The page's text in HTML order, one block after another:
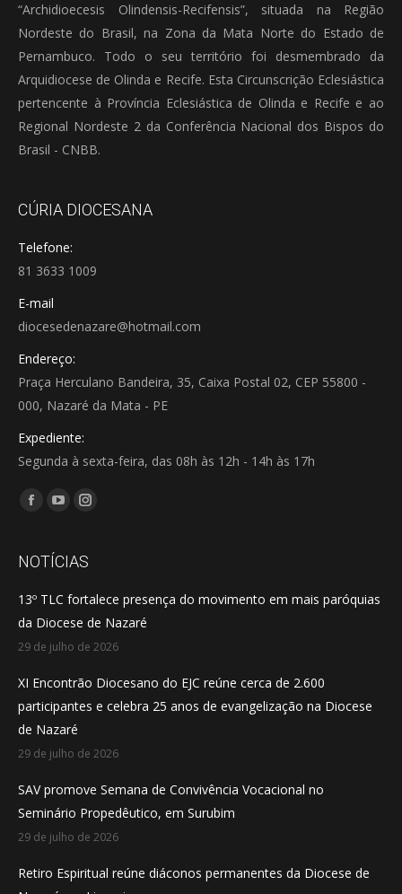
“Archidioecesis Olindensis-Recifensis”, situada na Região
Nordeste do Brasil, na Zona da Mata Norte do Estado de
Pernambuco. Todo o seu território foi desmembrado da
Arquidiocese de Olinda e Recife. Esta Circunscrição Eclesiástica
pertencente à Província Eclesiástica de Olinda e Recife e ao
Regional Nordeste 2 da Conferência Nacional dos Bispos do
Brasil - CNBB.
CÚRIA DIOCESANA
Telefone:
81 3633 1009
E-mail
diocesedenazare@hotmail.com
Endereço:
Praça Herculano Bandeira, 35, Caixa Postal 02, CEP 55800 -
000, Nazaré da Mata - PE
Expediente:
Segunda à sexta-feira, das 08h às 12h - 14h às 17h
Encontre-nos em:
Facebook
opens
new
window
YouTube
opens
new
window
Instagram
opens
new
window
NOTÍCIAS
13º TLC fortalece presença do movimento em mais paróquias
da Diocese de Nazaré
29 de julho de 2026
XI Encontrão Diocesano do EJC reúne cerca de 2.600
participantes e celebra 25 anos de evangelização na Diocese
de Nazaré
29 de julho de 2026
SAV promove Semana de Convivência Vocacional no
Seminário Propedêutico, em Surubim
29 de julho de 2026
Retiro Espiritual reúne diáconos permanentes da Diocese de